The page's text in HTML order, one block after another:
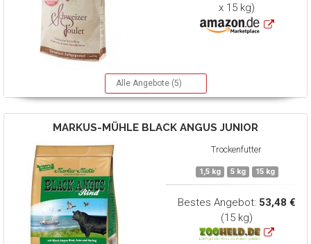
x 15 kg)
Alle Angebote (5)
MARKUS-MÜHLE BLACK ANGUS JUNIOR
Trockenfutter
1,5 kg 5 kg 15 kg
Bestes Angebot: 53,48 €
(15 kg)